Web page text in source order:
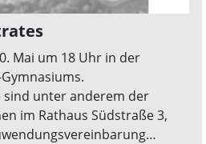
Mai um 18 Uhr in der
unter anderem der
im Rathaus Südstraße 3,